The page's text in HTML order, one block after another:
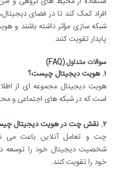
افراد کمک کند تا در فضای
شبکه سازی مؤثر داشته باشند و
پایدار تقویت کنند.
سوالات متداول (FAQ)
۱. هویت دیجیتال چیست؟
هویت دیجیتال مجموعه ای از
است که در شبکه های اجتماعی و
۲. نقش چت در هویت دیجیتال چیست؟
چت و تعامل آنلاین باعث می
شخصیت دیجیتال خود را توسعه
خود را تقویت کنند.